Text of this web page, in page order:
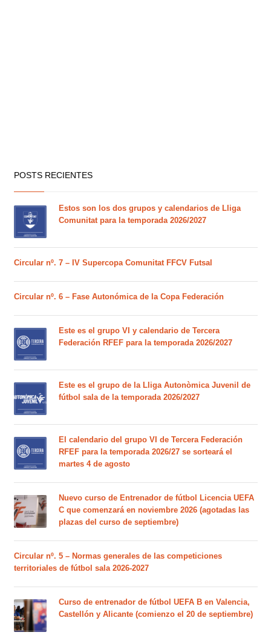
POSTS RECIENTES
Estos son los dos grupos y calendarios de Lliga
Comunitat para la temporada 2026/2027
Circular nº. 7 – IV Supercopa Comunitat FFCV Futsal
Circular nº. 6 – Fase Autonómica de la Copa Federación
Este es el grupo VI y calendario de Tercera
Federación RFEF para la temporada 2026/2027
Este es el grupo de la Lliga Autonòmica Juvenil de
fútbol sala de la temporada 2026/2027
El calendario del grupo VI de Tercera Federación
RFEF para la temporada 2026/27 se sorteará el
martes 4 de agosto
Nuevo curso de Entrenador de fútbol Licencia UEFA
C que comenzará en noviembre 2026 (agotadas las
plazas del curso de septiembre)
Circular nº. 5 – Normas generales de las competiciones
territoriales de fútbol sala 2026-2027
Curso de entrenador de fútbol UEFA B en Valencia,
Castellón y Alicante (comienzo el 20 de septiembre)